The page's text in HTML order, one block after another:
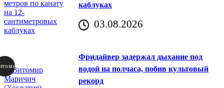
каблуках
03.08.2026
Фридайвер задержал дыхание под
водой на полчаса, побив культовый
рекорд